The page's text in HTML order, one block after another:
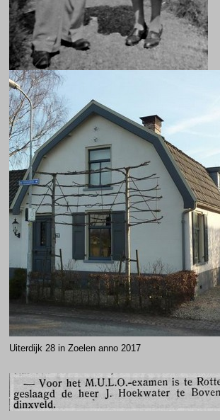
Uiterdijk 28 in Zoelen anno 2017